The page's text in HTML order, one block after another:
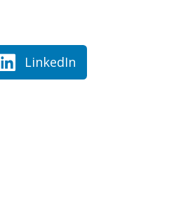
LinkedIn